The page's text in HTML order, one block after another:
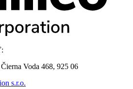
Voda 468, 925 06
s.r.o.